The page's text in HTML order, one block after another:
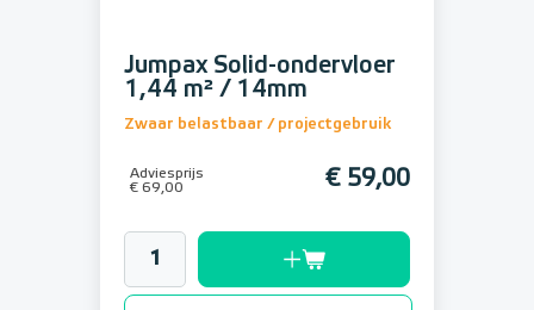
Jumpax Solid-ondervloer
1,44 m² / 14mm
Zwaar belastbaar / projectgebruik
Adviesprijs
€ 69,00
€ 59,00